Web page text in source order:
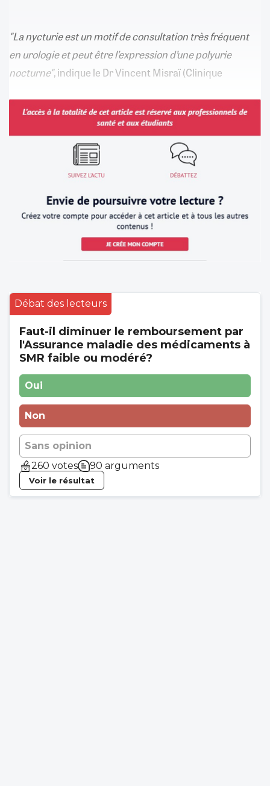
"La nycturie est un motif de consultation très fréquent
en urologie et peut être l’expression d’une polyurie
nocturne", indique le Dr Vincent Misraï (Clinique
Débat des lecteurs
Faut-il diminuer le remboursement par
l'Assurance maladie des médicaments à
SMR faible ou modéré?
Oui
Non
Sans opinion
260 votes
90 arguments
Voir le résultat